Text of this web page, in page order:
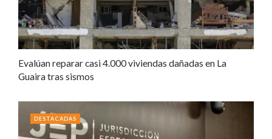
Evalúan reparar casi 4.000 viviendas dañadas en La
Guaira tras sismos
DESTACADAS